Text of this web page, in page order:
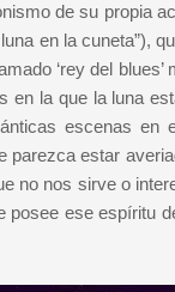
de su propia
en la cuneta”),
‘rey del
la que la luna
escenas
parezca estar
no nos sirve o
ese espíritu